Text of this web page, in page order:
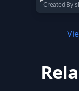
Created By